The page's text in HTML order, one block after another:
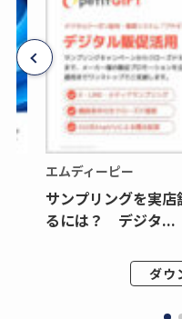
エムディーピー
サンプリングを実
るには？ デジタ...
ダウ